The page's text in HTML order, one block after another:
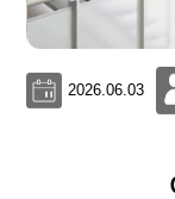
2026.06.03